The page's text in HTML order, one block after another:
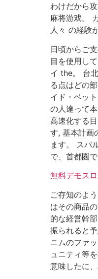
わけだから
麻将游戏。
人々 の経験
日頃からご
目を使用し
イ the。 台
る点はどの
イド・ベッ
の人達って
高速化する
す, 基本計画
ます。 スバ
で、首都圏
無料デモス
ご存知のよ
はその商品
的な経営幹
振られると
ニムのファ
ュニティ等
意味したに